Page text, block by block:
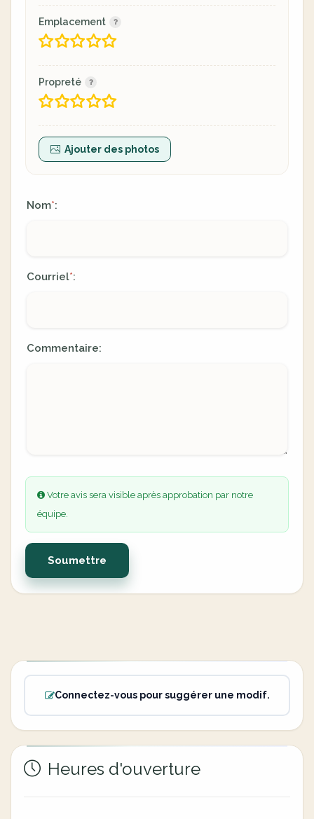
Emplacement
Propreté
Ajouter des photos
Nom*:
Courriel*:
Commentaire:
Votre avis sera visible après approbation par notre
équipe.
Soumettre
Connectez-vous pour suggérer une modif.
Heures d'ouverture